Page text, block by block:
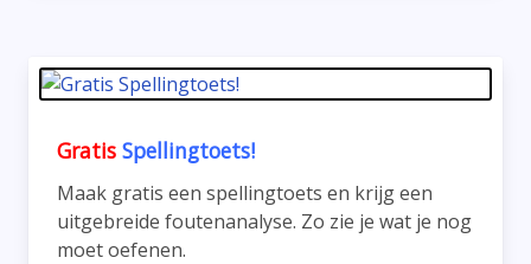
Gratis Spellingtoets!
Maak gratis een spellingtoets en krijg een
uitgebreide foutenanalyse. Zo zie je wat je nog
moet oefenen.